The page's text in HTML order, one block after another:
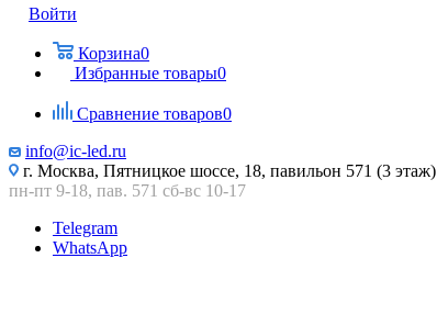
Войти
Корзина0
Избранные товары0
Сравнение товаров0
info@ic-led.ru
г. Москва, Пятницкое шоссе, 18, павильон 571 (3 этаж)
пн-пт 9-18, пав. 571 сб-вс 10-17
Telegram
WhatsApp